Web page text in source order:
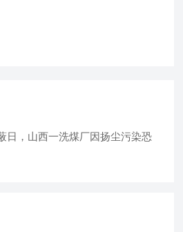
日，山西一洗煤厂因扬尘污染恐